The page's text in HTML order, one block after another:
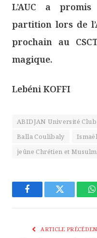
L’AUC a
partition lors de
prochain au
magique.
Lebéni KOFFI
ABIDJAN Université Club
Balla Coulibaly
jeûne Chrétien et
FacebookTwitter
ARTICLE